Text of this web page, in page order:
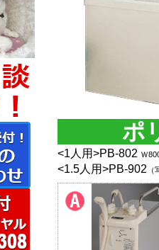
ポ
<1人用>PB-802 Ｗ
<1.5人用>PB-902